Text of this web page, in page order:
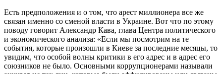
Есть предположения и о том, что арест миллионера все же
связан именно со сменой власти в Украине. Вот что по этому
поводу говорит Александр Кава, глава Центра политического
и экономического анализа: «Если мы посмотрим на те
события, которые произошли в Киеве за последние месяцы, то
увидим, что особой волны критики в его адрес и в адрес его
союзников не было. Основными коррупционерами называли